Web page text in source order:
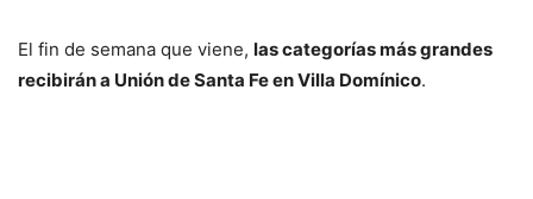
El fin de semana que viene, las categorías más grandes
recibirán a Unión de Santa Fe en Villa Domínico.